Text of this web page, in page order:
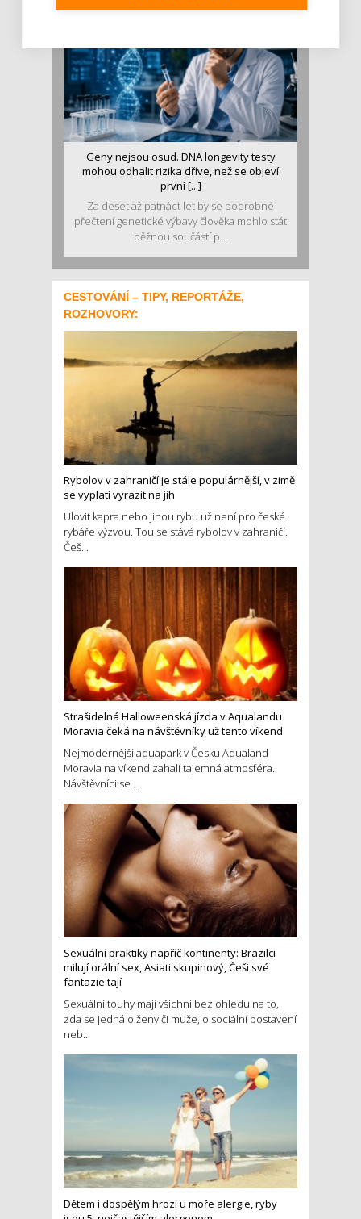
Geny nejsou osud. DNA longevity testy
mohou odhalit rizika dříve, než se objeví
první [...]
Za deset až patnáct let by se podrobné
přečtení genetické výbavy člověka mohlo stát
běžnou součástí p...
CESTOVÁNÍ – TIPY, REPORTÁŽE,
ROZHOVORY:
Rybolov v zahraničí je stále populárnější, v zimě
se vyplatí vyrazit na jih
Ulovit kapra nebo jinou rybu už není pro české
rybáře výzvou. Tou se stává rybolov v zahraničí.
Češ...
Strašidelná Halloweenská jízda v Aqualandu
Moravia čeká na návštěvníky už tento víkend
Nejmodernější aquapark v Česku Aqualand
Moravia na víkend zahalí tajemná atmosféra.
Návštěvníci se ...
Sexuální praktiky napříč kontinenty: Brazilci
milují orální sex, Asiati skupinový, Češi své
fantazie tají
Sexuální touhy mají všichni bez ohledu na to,
zda se jedná o ženy či muže, o sociální postavení
neb...
Dětem i dospělým hrozí u moře alergie, ryby